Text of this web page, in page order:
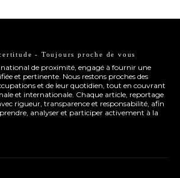
- Toujours proche de vous
de proximité, engagé à fournir une
et pertinente. Nous restons proches des
et de leur quotidien, tout en couvrant
et internationale. Chaque article, reportage
rigueur, transparence et responsabilité, afin
analyser et participer activement à la